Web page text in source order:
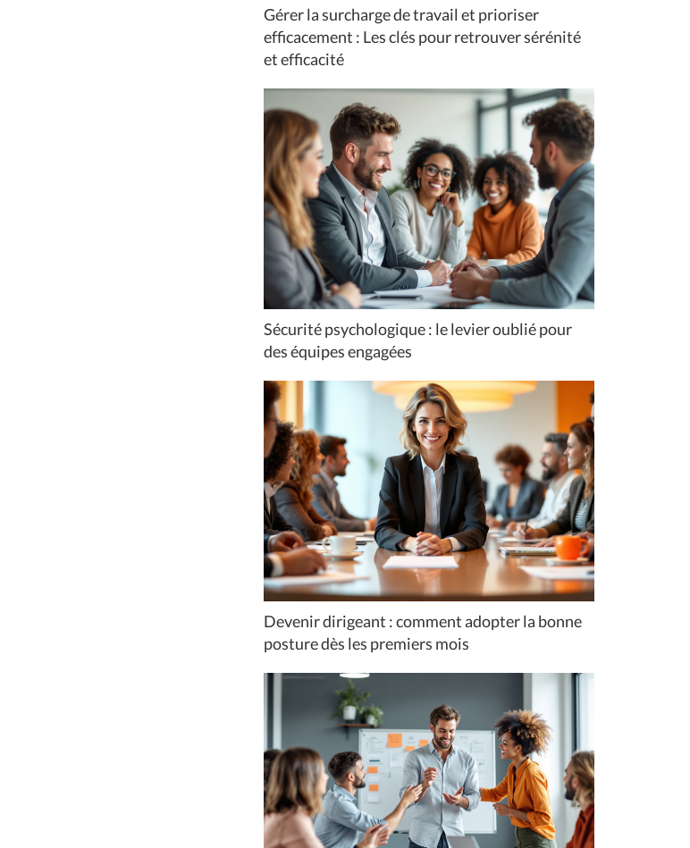
Gérer la surcharge de travail et prioriser
efficacement : Les clés pour retrouver sérénité
et efficacité
Sécurité psychologique : le levier oublié pour
des équipes engagées
Devenir dirigeant : comment adopter la bonne
posture dès les premiers mois